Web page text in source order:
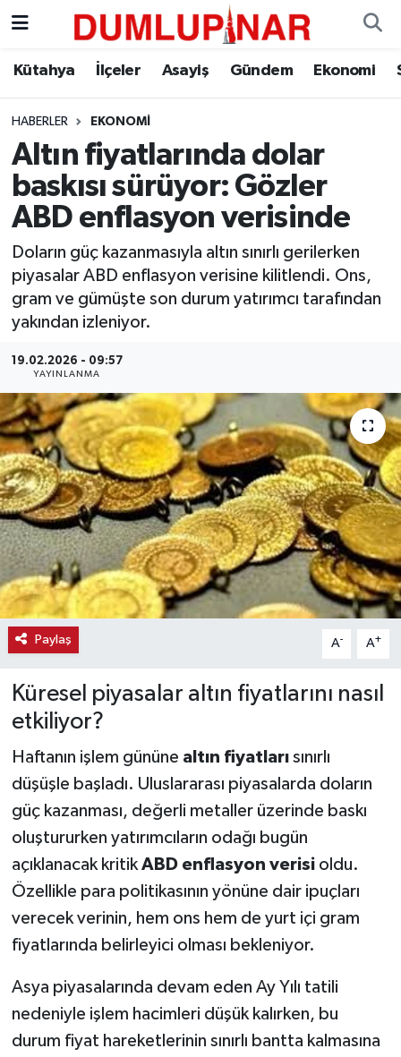
Kütahya İlçeler Asayiş Gündem Ekonomi
HABERLER EKONOMI
Altın fiyatlarında dolar
baskısı sürüyor: Gözler
ABD enflasyon verisinde
Doların güç kazanmasıyla altın sınırlı gerilerken
piyasalar ABD enflasyon verisine kilitlendi. Ons,
gram ve gümüşte son durum yatırımcı tarafından
yakından izleniyor.
19.02.2026 - 09:57
YAYINLANMA
Paylaş A- A+
Küresel piyasalar altın fiyatlarını nasıl
etkiliyor?
Haftanın işlem gününe altın fiyatlarısınırlı
düşüşle başladı. Uluslararası piyasalarda doların
güç kazanması, değerli metaller üzerinde baskı
oluştururken yatırımcıların odağı bugün
açıklanacak kritik ABD enflasyon verisioldu.
Özellikle para politikasının yönüne dair ipuçları
verecek verinin, hem ons hem de yurt içi gram
fiyatlarında belirleyici olması bekleniyor.
Asya piyasalarında devam eden Ay Yılı tatili
nedeniyle işlem hacimleri düşük kalırken, bu
durum fiyat hareketlerinin sınırlı bantta kalmasına
Asayiş
Diğer
Dünya
Eğitim
Ekonomi
Eleman
Haber
Haber İlanlar
Kültür-Sanat
Magazin
Resmi İlanlar
Seri İlan
Siyaset
Teknoloji
Vasıta
Vefat Haberleri
Yaşam
Kütahya Hava Durumu
Kütahya Trafik Yoğunluk Haritası
Süper Lig Puan Durumu ve Fikstür
Tüm Manşetler
Son Dakika Haberleri
Haber Arşivi